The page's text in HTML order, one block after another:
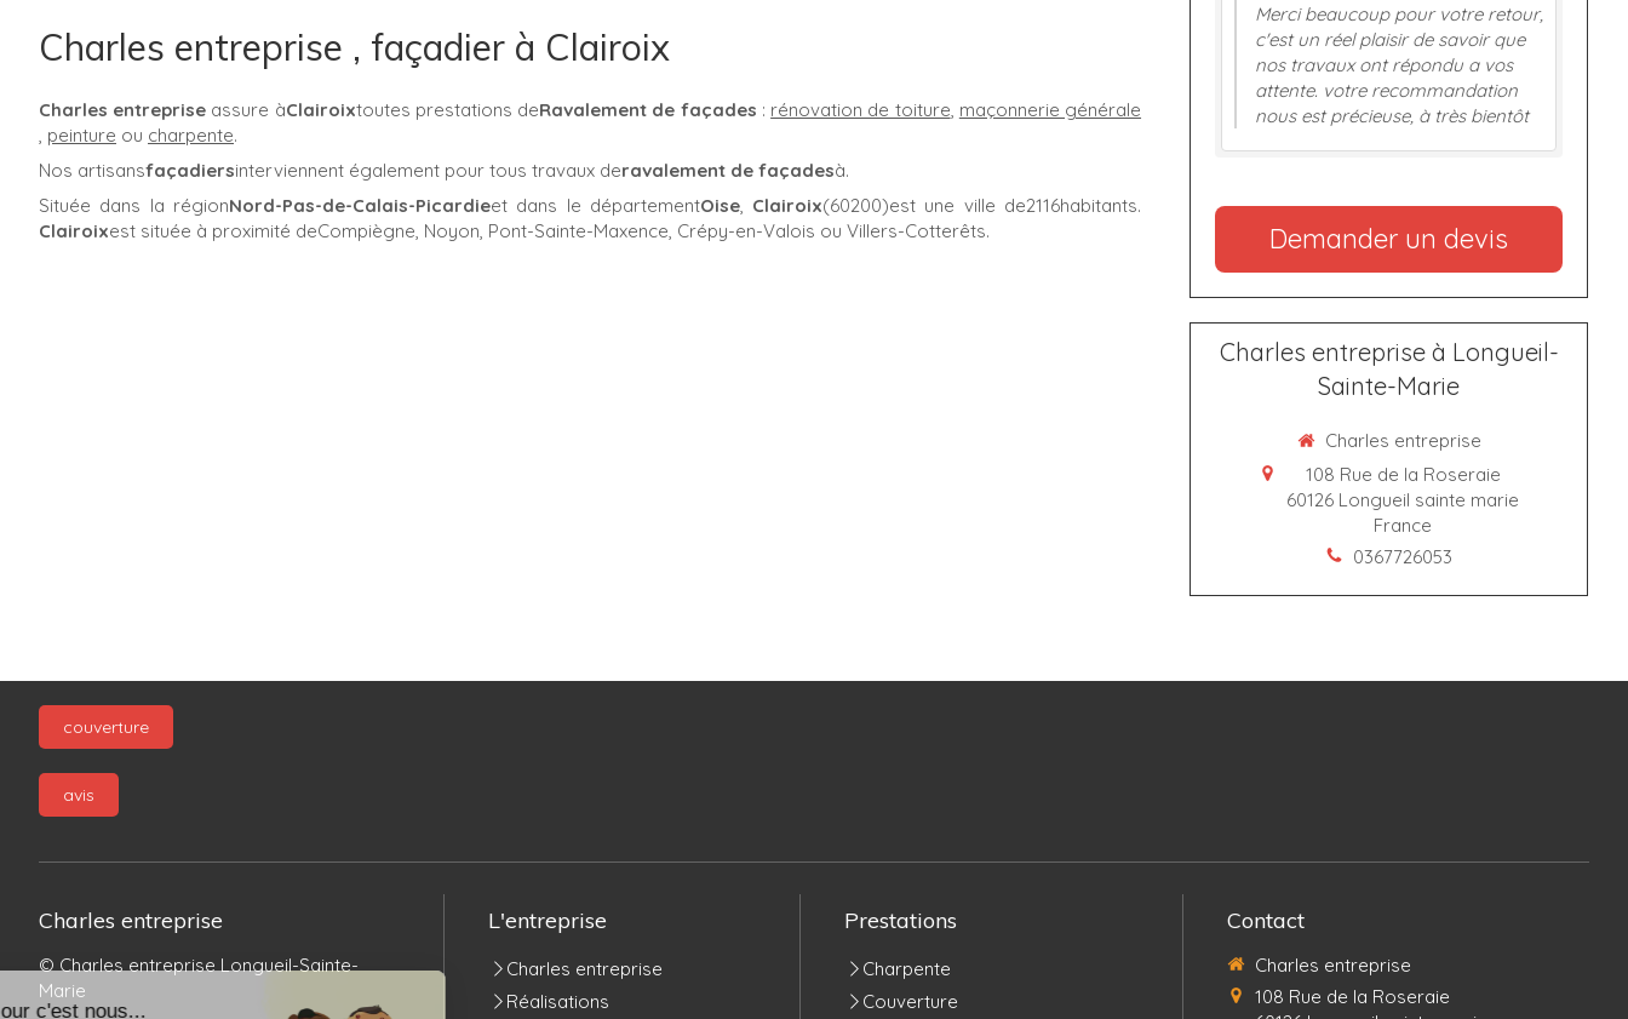
Charles entreprise , façadier à Clairoix
Charles entreprise assure àClairoixtoutes prestations deRavalement de façades : rénovation de toiture, maçonnerie générale
, peinture ou charpente.
Nos artisansfaçadiersinterviennent également pour tous travaux deravalement de façadesà.
Située dans la régionNord-Pas-de-Calais-Picardieet dans le départementOise, Clairoix(60200)est une ville de2116habitants.
Clairoixest située à proximité deCompiègne, Noyon, Pont-Sainte-Maxence, Crépy-en-Valois ou Villers-Cotterêts.
Merci beaucoup pour votre retour,
c'est un réel plaisir de savoir que
nos travaux ont répondu a vos
attente. votre recommandation
nous est précieuse, à très bientôt
Demander un devis
Charles entreprise à Longueil-
Sainte-Marie
Charles entreprise
108 Rue de la Roseraie
60126 Longueil sainte marie
France
0367726053
couverture
avis
Charles entreprise
© Charles entreprise Longueil-Sainte-
Marie
L'entreprise
Charles entreprise
Réalisations
Prestations
Charpente
Couverture
Contact
Charles entreprise
108 Rue de la Roseraie